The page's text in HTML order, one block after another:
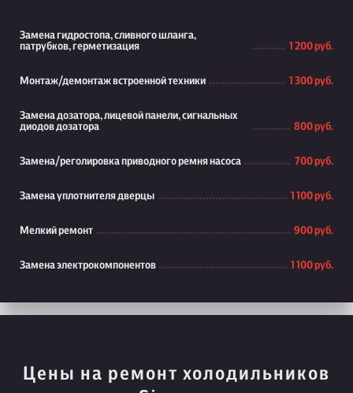
Замена гидростопа, сливного шланга,
патрубков, герметизация
1 200 руб.
Монтаж/демонтаж встроенной техники 1 300 руб.
Замена дозатора, лицевой панели, сигнальных
диодов дозатора
800 руб.
Замена/реголировка приводного ремня насоса 700 руб.
Замена уплотнителя дверцы 1 100 руб.
Мелкий ремонт 900 руб.
Замена электрокомпонентов 1 100 руб.
Цены на ремонт холодильников